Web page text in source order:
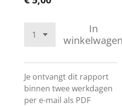
In
Je ontvangt dit rapport
binnen twee werkdagen
per e-mail als PDF